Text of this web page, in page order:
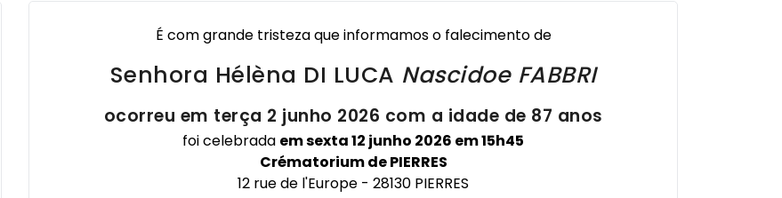
É com grande tristeza que informamos o falecimento de
Senhora Hélèna DI LUCA Nascidoe FABBRI
ocorreu em terça 2 junho 2026 com a idade de 87 anos
foi celebrada em sexta 12 junho 2026 em 15h45
Crématorium de PIERRES
12 rue de l'Europe - 28130 PIERRES
La Maison Funéraire
8B Bd Carnot
28130
Obtenir l'itinéraire
×